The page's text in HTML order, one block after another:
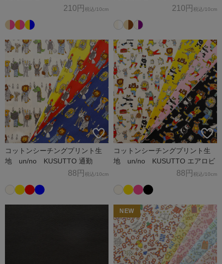
210円 税込/10cm 210円 税込/10cm
コットンシーチングプリント生
地 un/no KUSUTTO 通勤
88円 税込/10cm
コットンシーチングプリント生
地 un/no KUSUTTO エアロビ
88円 税込/10cm
NEW